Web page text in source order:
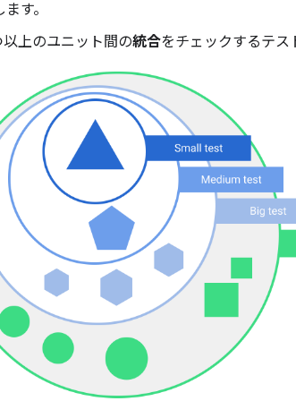
す。
以上のユニット間の統合をチェックするテス